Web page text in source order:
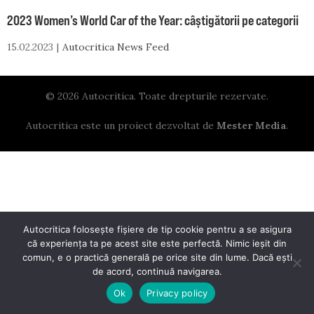
2023 Women’s World Car of the Year: câștigătorii pe categorii
15.02.2023 Autocritica News Feed
© 2026 Autocritica. Toate drepturile rezervate.
Autocritica este un proiect dezvoltat de Mester Media.
Autocritica folosește fișiere de tip cookie pentru a se asigura
că experiența ta pe acest site este perfectă. Nimic ieșit din
comun, e o practică generală pe orice site din lume. Dacă ești
de acord, continuă navigarea.
Ok
Privacy policy